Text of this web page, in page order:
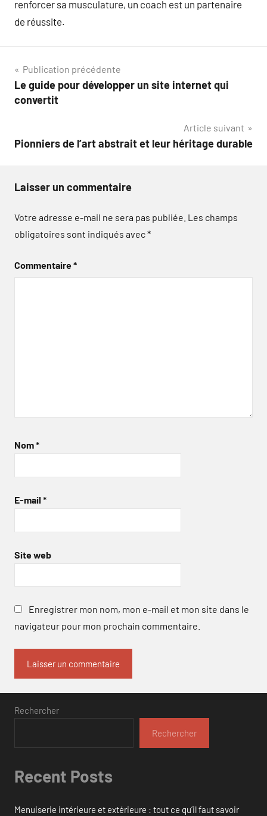
renforcer sa musculature, un coach est un partenaire
de réussite.
Navigation
de
Publication précédente
Le guide pour développer un site internet qui
convertit
Article suivant
Pionniers de l’art abstrait et leur héritage durable
Laisser un commentaire
Votre adresse e-mail ne sera pas publiée. Les champs
obligatoires sont indiqués avec*
Commentaire*
Nom*
E-mail *
Site web
Enregistrer mon nom, mon e-mail et mon site dans le
navigateur pour mon prochain commentaire.
Rechercher
Rechercher
Recent Posts
Menuiserie intérieure et extérieure : tout ce qu’il faut savoir